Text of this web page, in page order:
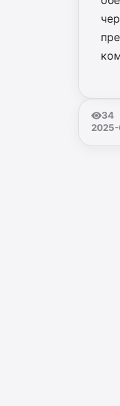
34
2025-